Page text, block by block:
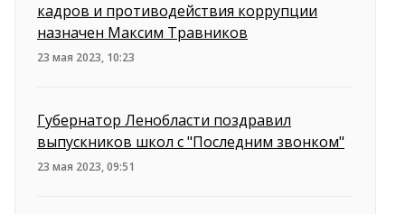
кадров и противодействия коррупции
назначен Максим Травников
23 мая 2023, 10:23
Губернатор Ленобласти поздравил
выпускников школ с "Последним звонком"
23 мая 2023, 09:51